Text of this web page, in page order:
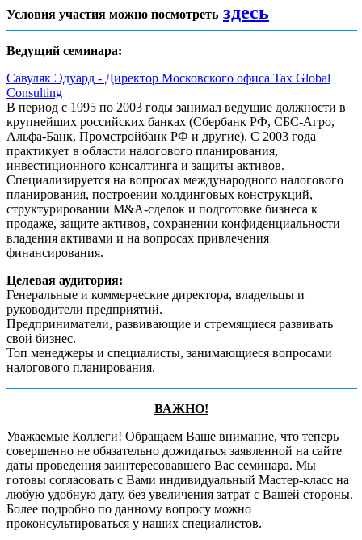
Условия участия можно посмотреть здесь
Ведущий семинара:
Савуляк Эдуард - Директор Московского офиса Tax Global
Consulting
В период с 1995 по 2003 годы занимал ведущие должности в
крупнейших российских банках (Сбербанк РФ, СБС-Агро,
Альфа-Банк, Промстройбанк РФ и другие). С 2003 года
практикует в области налогового планирования,
инвестиционного консалтинга и защиты активов.
Специализируется на вопросах международного налогового
планирования, построении холдинговых конструкций,
структурировании M&A-сделок и подготовке бизнеса к
продаже, защите активов, сохранении конфиденциальности
владения активами и на вопросах привлечения
финансирования.
Целевая аудитория:
Генеральные и коммерческие директора, владельцы и
руководители предприятий.
Предприниматели, развивающие и стремящиеся развивать
свой бизнес.
Топ менеджеры и специалисты, занимающиеся вопросами
налогового планирования.
ВАЖНО!
Уважаемые Коллеги! Обращаем Ваше внимание, что теперь
совершенно не обязательно дожидаться заявленной на сайте
даты проведения заинтересовавшего Вас семинара. Мы
готовы согласовать с Вами индивидуальный Мастер-класс на
любую удобную дату, без увеличения затрат с Вашей стороны.
Более подробно по данному вопросу можно
проконсультироваться у наших специалистов.